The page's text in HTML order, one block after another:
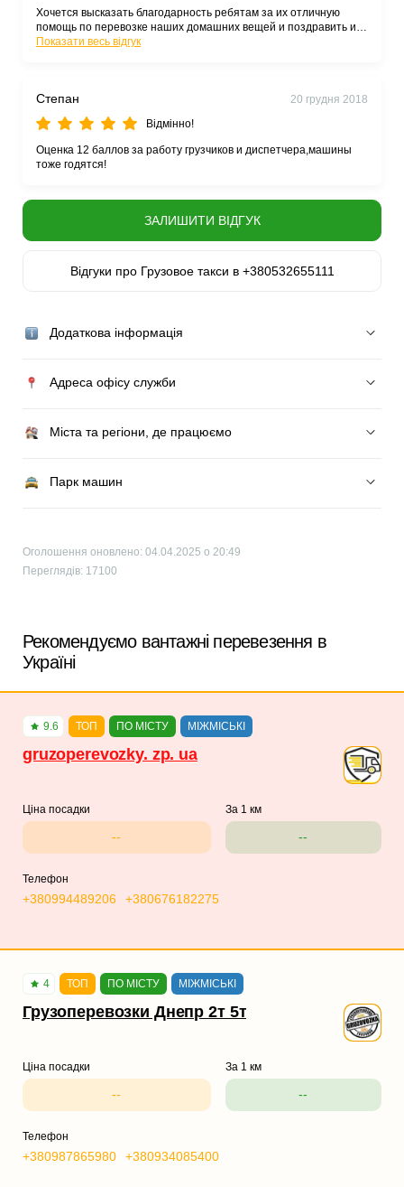
Хочется высказать благодарность ребятам за их отличную
помощь по перевозке наших домашних вещей и поздравить их
с наступающим Новым Годом!
Показати весь відгук
Степан
20 грудня 2018
Відмінно!
Оценка 12 баллов за работу грузчиков и диспетчера,машины
тоже годятся!
ЗАЛИШИТИ ВІДГУК
Відгуки про Грузовое такси в +380532655111
Додаткова інформація
Адреса офісу служби
Міста та регіони, де працюємо
Парк машин
Оголошення оновлено: 04.04.2025 о 20:49
Переглядів: 17100
Рекомендуємо вантажні перевезення в
Україні
9.6 ТОП ПО МІСТУ МІЖМІСЬКІ
gruzoperevozky. zp. ua
Ціна посадки
--
За 1 км
--
Телефон
+380994489206 +380676182275
4 ТОП ПО МІСТУ МІЖМІСЬКІ
Грузоперевозки Днепр 2т 5т
Ціна посадки
--
За 1 км
--
Телефон
+380987865980 +380934085400